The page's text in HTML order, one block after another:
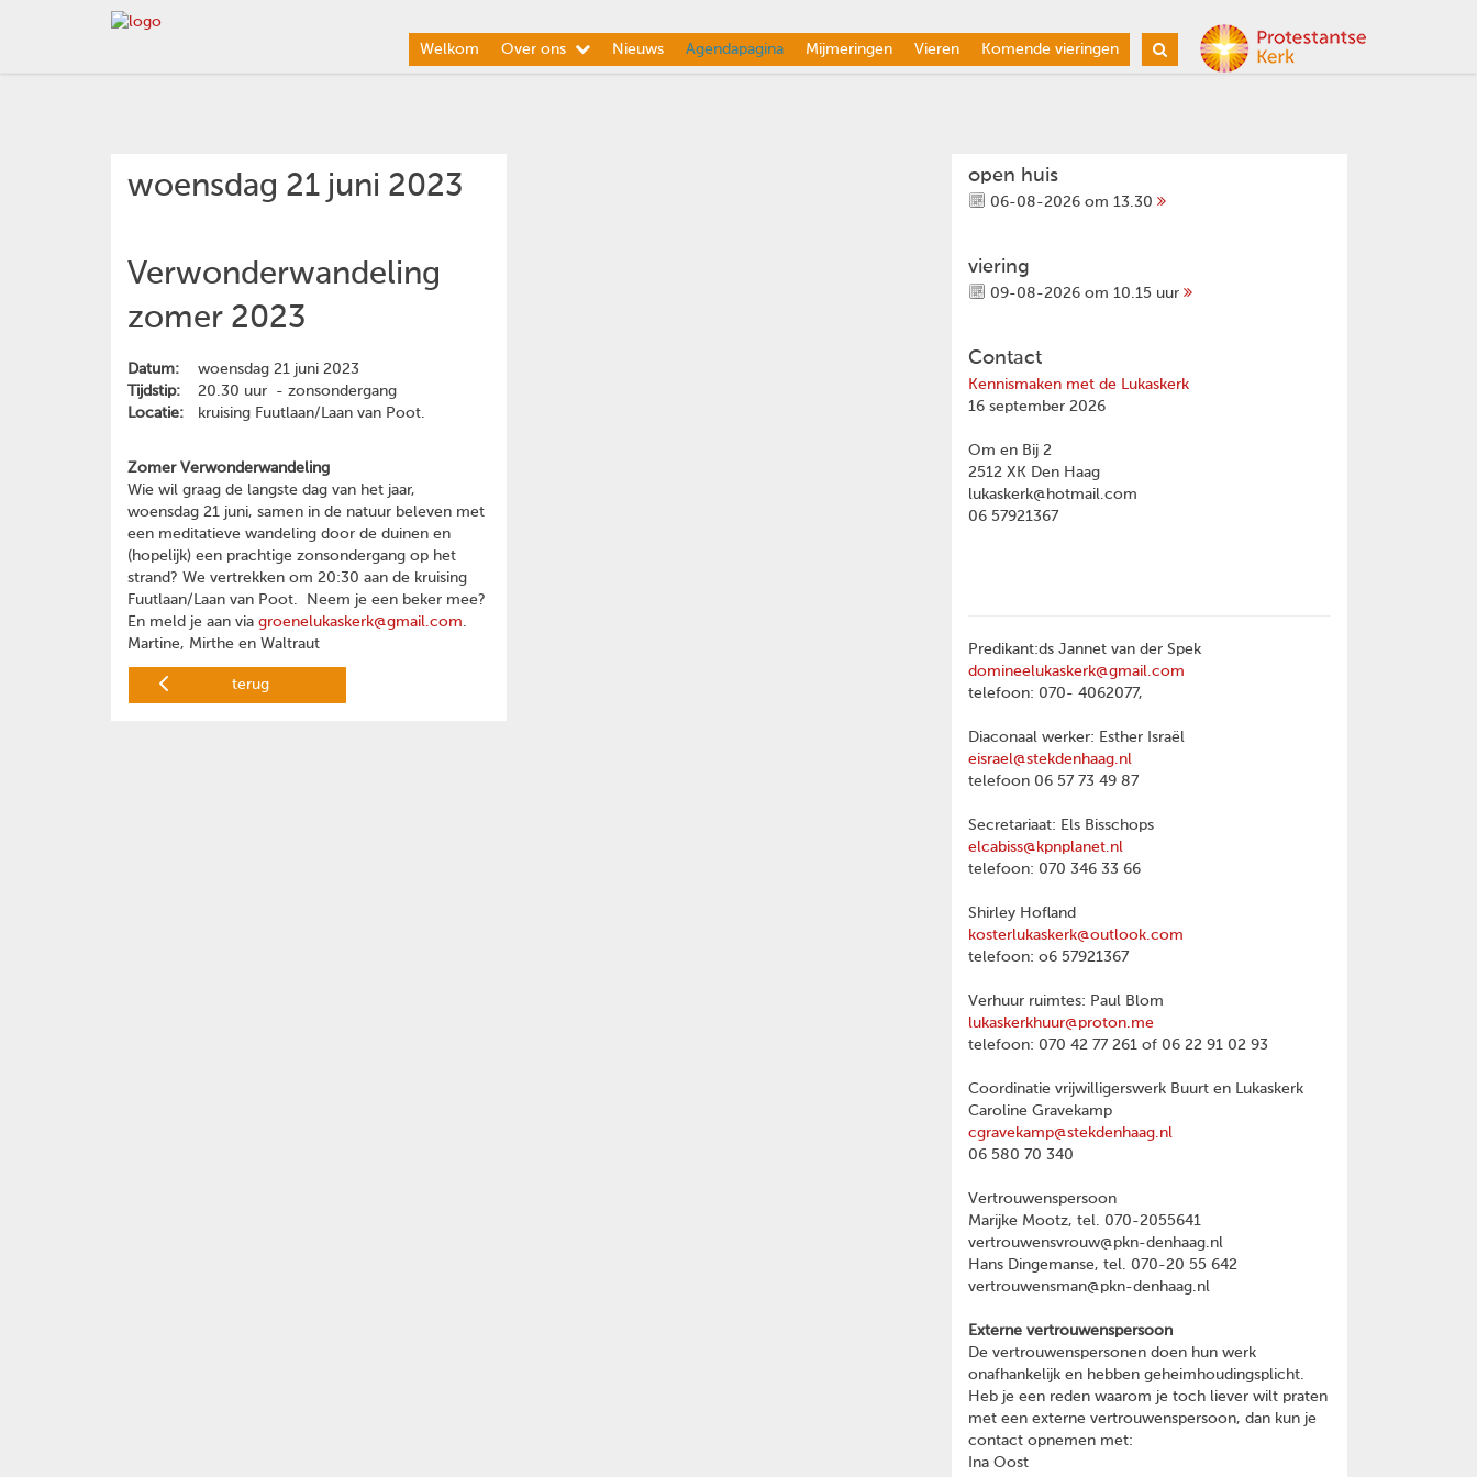
Welkom Over ons Nieuws Agendapagina Mijmeringen Vieren Komende vieringen
woensdag 21 juni 2023
Verwonderwandeling
zomer 2023
Datum:
woensdag 21 juni 2023
Tijdstip:
20.30 uur - zonsondergang
Locatie:
kruising Fuutlaan/Laan van Poot.
Zomer Verwonderwandeling
Wie wil graag de langste dag van het jaar,
woensdag 21 juni, samen in de natuur beleven met
een meditatieve wandeling door de duinen en
(hopelijk) een prachtige zonsondergang op het
strand? We vertrekken om 20:30 aan de kruising
Fuutlaan/Laan van Poot. Neem je een beker mee?
En meld je aan via groenelukaskerk@gmail.com.
Martine, Mirthe en Waltraut
terug
open huis
06-08-2026 om 13.30
viering
09-08-2026 om 10.15 uur
Contact
Kennismaken met de Lukaskerk
16 september 2026
Om en Bij 2
2512 XK Den Haag
lukaskerk@hotmail.com
06 57921367
Predikant:ds Jannet van der Spek
domineelukaskerk@gmail.com
telefoon: 070- 4062077,
Diaconaal werker: Esther Israël
eisrael@stekdenhaag.nl
telefoon 06 57 73 49 87
Secretariaat: Els Bisschops
elcabiss@kpnplanet.nl
telefoon: 070 346 33 66
Shirley Hofland
kosterlukaskerk@outlook.com
telefoon: o6 57921367
Verhuur ruimtes: Paul Blom
lukaskerkhuur@proton.me
telefoon: 070 42 77 261 of 06 22 91 02 93
Coordinatie vrijwilligerswerk Buurt en Lukaskerk
Caroline Gravekamp
cgravekamp@stekdenhaag.nl
06 580 70 340
Vertrouwenspersoon
Marijke Mootz, tel. 070-2055641
vertrouwensvrouw@pkn-denhaag.nl
Hans Dingemanse, tel. 070-20 55 642
vertrouwensman@pkn-denhaag.nl
Externe vertrouwenspersoon
De vertrouwenspersonen doen hun werk
onafhankelijk en hebben geheimhoudingsplicht.
Heb je een reden waarom je toch liever wilt praten
met een externe vertrouwenspersoon, dan kun je
contact opnemen met:
Ina Oost